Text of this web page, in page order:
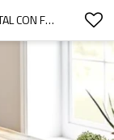
PATAS DE MESA TRAPEZOIDALES DE METAL CON FORMA DE U PARA MUEBLES DE HIERRO FUNDIDO MODERNOS, ADECUADAS PARA OFICINAS, BARES Y RESTAURANTES